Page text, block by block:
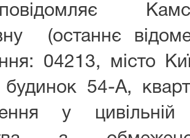
(останнє
04213, місто
будинок 54-А,
у